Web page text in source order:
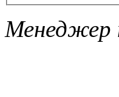
Менеджер